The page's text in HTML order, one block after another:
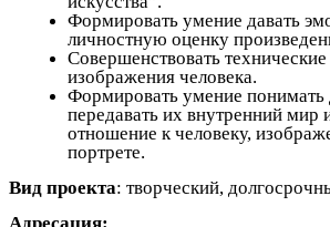
Формировать умение давать
личностную оценку
Совершенствовать
изображения человека.
Формировать умение понимать
передавать их внутренний мир
отношение к человеку,
портрете.
Вид проекта: творческий,
Адресация: